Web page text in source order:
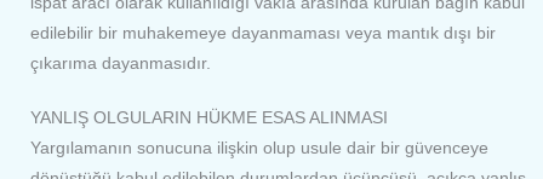
edilebilir bir muhakemeye dayanmaması veya mantık dışı bir
çıkarıma dayanmasıdır.
YANLIŞ OLGULARIN HÜKME ESAS ALINMASI
Yargılamanın sonucuna ilişkin olup usule dair bir güvenceye